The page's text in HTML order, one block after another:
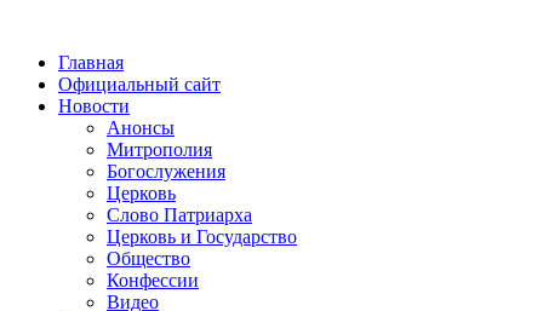
Главная
Официальный сайт
Новости
Анонсы
Митрополия
Богослужения
Церковь
Слово Патриарха
Церковь и Государство
Общество
Конфессии
Видео